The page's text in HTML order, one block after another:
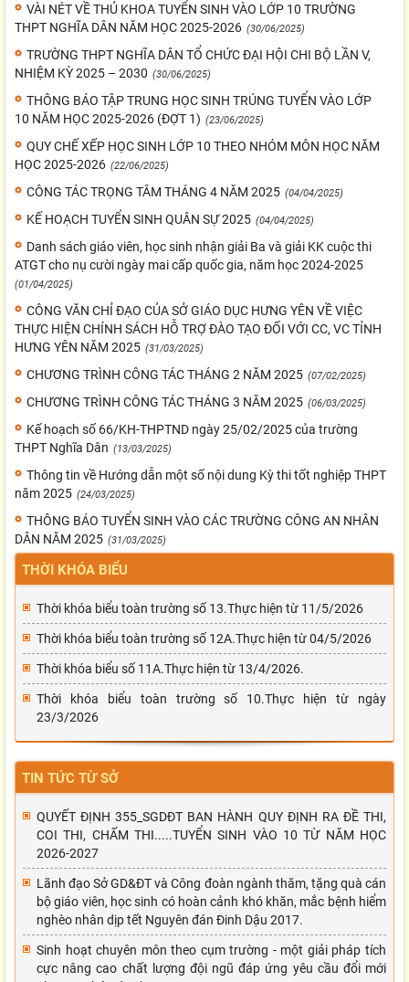
VÀI NÉT VỀ THỦ KHOA TUYỂN SINH VÀO LỚP 10 TRƯỜNG
THPT NGHĨA DÂN NĂM HỌC 2025-2026 (30/06/2025)
TRƯỜNG THPT NGHĨA DÂN TỔ CHỨC ĐẠI HỘI CHI BỘ LẦN V,
NHIỆM KỲ 2025 – 2030 (30/06/2025)
THÔNG BÁO TẬP TRUNG HỌC SINH TRÚNG TUYỂN VÀO LỚP
10 NĂM HỌC 2025-2026 (ĐỢT 1) (23/06/2025)
QUY CHẾ XẾP HỌC SINH LỚP 10 THEO NHÓM MÔN HỌC NĂM
HỌC 2025-2026 (22/06/2025)
CÔNG TÁC TRỌNG TÂM THÁNG 4 NĂM 2025 (04/04/2025)
KẾ HOẠCH TUYỂN SINH QUÂN SỰ 2025 (04/04/2025)
Danh sách giáo viên, học sinh nhận giải Ba và giải KK cuộc thi
ATGT cho nụ cười ngày mai cấp quốc gia, năm học 2024-2025
(01/04/2025)
CÔNG VĂN CHỈ ĐẠO CỦA SỞ GIÁO DỤC HƯNG YÊN VỀ VIỆC
THỰC HIỆN CHÍNH SÁCH HỖ TRỢ ĐÀO TẠO ĐỐI VỚI CC, VC TỈNH
HƯNG YÊN NĂM 2025 (31/03/2025)
CHƯƠNG TRÌNH CÔNG TÁC THÁNG 2 NĂM 2025 (07/02/2025)
CHƯƠNG TRÌNH CÔNG TÁC THÁNG 3 NĂM 2025 (06/03/2025)
Kế hoạch số 66/KH-THPTND ngày 25/02/2025 của trường
THPT Nghĩa Dân (13/03/2025)
Thông tin về Hướng dẫn một số nội dung Kỳ thi tốt nghiệp THPT
năm 2025 (24/03/2025)
THÔNG BÁO TUYỂN SINH VÀO CÁC TRƯỜNG CÔNG AN NHÂN
DÂN NĂM 2025 (31/03/2025)
THỜI KHÓA BIỂU
Thời khóa biểu toàn trường số 13.Thực hiện từ 11/5/2026
Thời khóa biểu toàn trường số 12A.Thực hiện từ 04/5/2026
Thời khóa biểu số 11A.Thực hiện từ 13/4/2026.
Thời khóa biểu toàn trường số 10.Thực hiện từ ngày
23/3/2026
TIN TỨC TỪ SỞ
QUYẾT ĐỊNH 355_SGDĐT BAN HÀNH QUY ĐỊNH RA ĐỀ THI,
COI THI, CHẤM THI.....TUYỂN SINH VÀO 10 TỪ NĂM HỌC
2026-2027
Lãnh đạo Sở GD&ĐT và Công đoàn ngành thăm, tặng quà cán
bộ giáo viên, học sinh có hoàn cảnh khó khăn, mắc bệnh hiểm
nghèo nhân dịp tết Nguyên đán Đinh Dậu 2017.
Sinh hoạt chuyên môn theo cụm trường - một giải pháp tích
cực nâng cao chất lượng đội ngũ đáp ứng yêu cầu đổi mới